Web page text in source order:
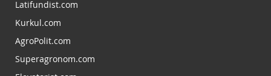
Latifundist.com
Kurkul.com
AgroPolit.com
Superagronom.com